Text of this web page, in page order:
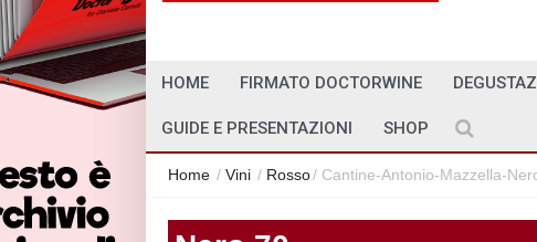
HOME FIRMATO DOCTORWINE
GUIDE E PRESENTAZIONI SHOP
Home / Vini / Rosso/ Cantine-Antonio-Mazzella-